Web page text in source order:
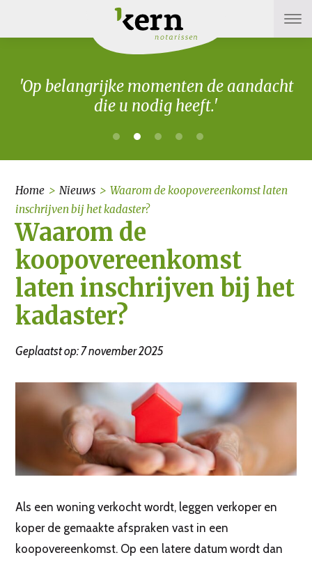
'Op belangrijke momenten de aandacht
die u nodig heeft.'
Home > Nieuws > Waarom de koopovereenkomst laten
inschrijven bij het kadaster?
Waarom de
koopovereenkomst
laten inschrijven bij het
kadaster?
Geplaatst op: 7 november 2025
Als een woning verkocht wordt, leggen verkoper en
koper de gemaakte afspraken vast in een
koopovereenkomst. Op een latere datum wordt dan